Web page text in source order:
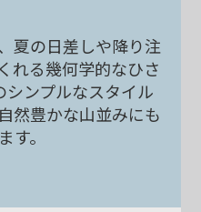
夏の日差しや降り注
れる幾何学的なひさ
シンプルなスタイル
然豊かな山並みにも
す。